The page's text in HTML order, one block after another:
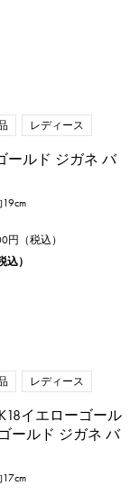
レディース
ールド ジガネ バ
円（税込）
込）
レディース
イエローゴール
ールド ジガネ バ